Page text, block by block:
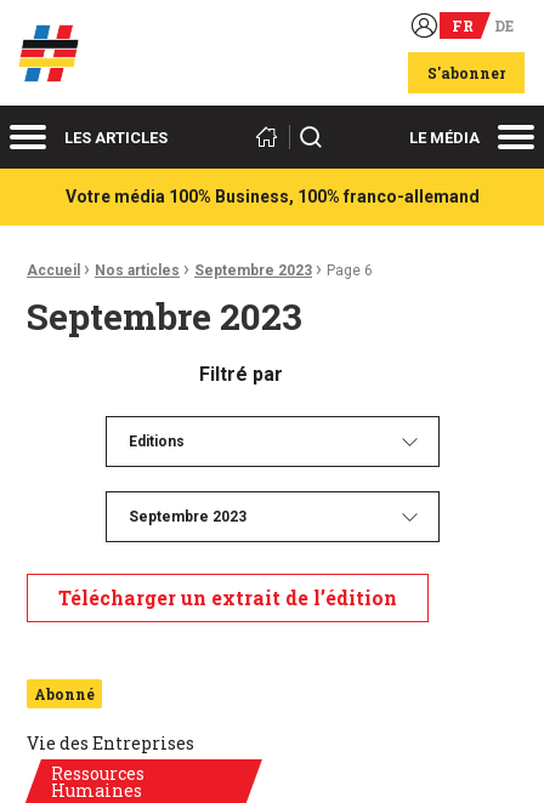
Acteurs du franco-allemand FR DE
S'abonner
MenuLES ARTICLES Rechercher LE MÉDIA
Votre média 100% Business, 100% franco-allemand
Fil d'Ariane :
Accueil › Nos articles › Septembre 2023 › Page 6
Septembre 2023
Filtré par
Editions
Septembre 2023
Télécharger un extrait de l’édition
Abonné
Vie des Entreprises
Ressources
Humaines